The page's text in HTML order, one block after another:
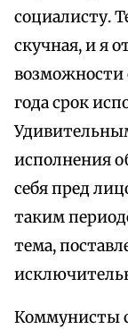
социалисту.
скучная, и я
возможности
года срок
исполнения
себя пред
таким
тема,
Коммунисты